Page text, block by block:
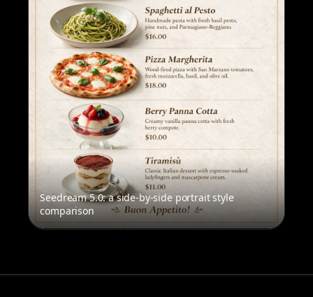
Seedream 5.0: a side-by-side portrait style
comparison